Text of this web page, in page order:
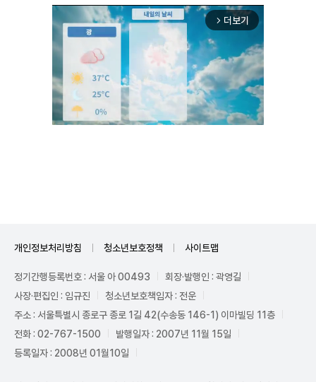
arrow_forward_ios 더보기
개인정보처리방침 청소년보호정책 사이트맵
정기간행등록번호 : 서울 아 00493
회장·발행인 : 곽영길
사장·편집인 : 임규진
청소년보호책임자 : 전운
주소 : 서울특별시 종로구 종로 1길 42(수송동 146-1) 이마빌딩 11층
전화 : 02-767-1500
발행일자 : 2007년 11월 15일
등록일자 : 2008년 01월10일